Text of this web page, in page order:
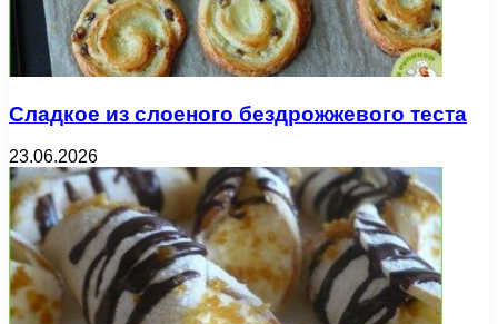
Сладкое из слоеного бездрожжевого теста
23.06.2026